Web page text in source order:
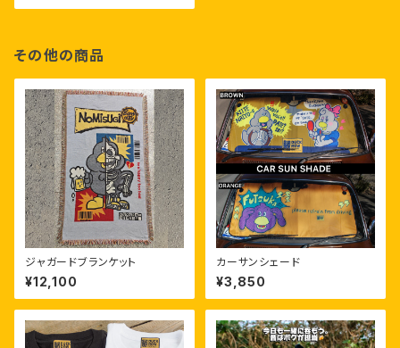
その他の商品
ジャガードブランケット
¥12,100
カーサンシェード
¥3,850